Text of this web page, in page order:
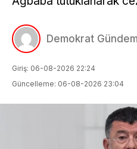
Demokrat Gündem
Giriş: 06-08-2026 22:24
Güncelleme: 06-08-2026 23:04